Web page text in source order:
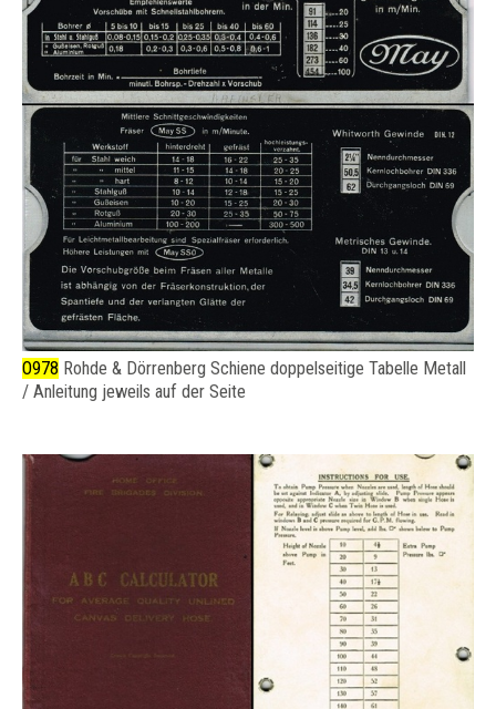
O978 Rohde & Dörrenberg Schiene doppelseitige Tabelle Metall
/ Anleitung jeweils auf der Seite